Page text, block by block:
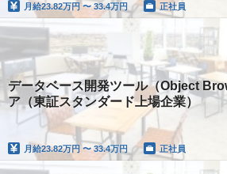
月給23.82万円 〜 33.4万円 正社員
データベース開発ツール（Object
ア（東証スタンダード上場企業）
月給23.82万円 〜 33.4万円 正社員